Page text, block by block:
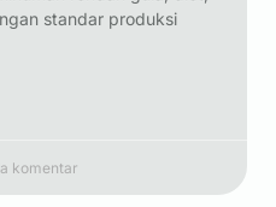
standar produksi
komentar